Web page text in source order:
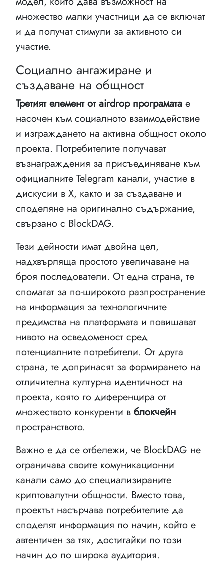
множество малки участници да се включат
и да получат стимули за активното си
участие.
Социално ангажиране и
създаване на общност
Третият елемент от аirdrop програмата е
насочен към социалното взаимодействие
и изграждането на активна общност около
проекта. Потребителите получават
възнаграждения за присъединяване към
официалните Telegram канали, участие в
дискусии в X, както и за създаване и
споделяне на оригинално съдържание,
свързано с BlockDAG.
Тези дейности имат двойна цел,
надхвърляща простото увеличаване на
броя последователи. От една страна, те
спомагат за по-широкото разпространение
на информация за технологичните
предимства на платформата и повишават
нивото на осведоменост сред
потенциалните потребители. От друга
страна, те допринасят за формирането на
отличителна културна идентичност на
проекта, която го диференцира от
множеството конкуренти в блокчейн
пространството.
Важно е да се отбележи, че BlockDAG не
ограничава своите комуникационни
канали само до специализираните
криптовалутни общности. Вместо това,
проектът насърчава потребителите да
споделят информация по начин, който е
автентичен за тях, достигайки по този
начин до по широка аудитория.